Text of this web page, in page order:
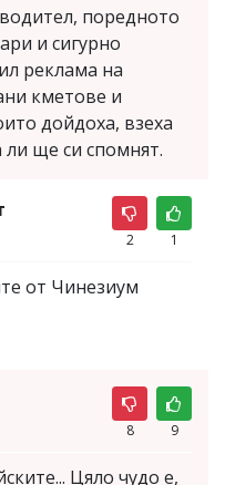
поредното
и сигурно
реклама на
кметове и
дойдоха, взеха
ли ще си спомнят.
2 1
от Чинезиум
8 9
Цяло чудо е,